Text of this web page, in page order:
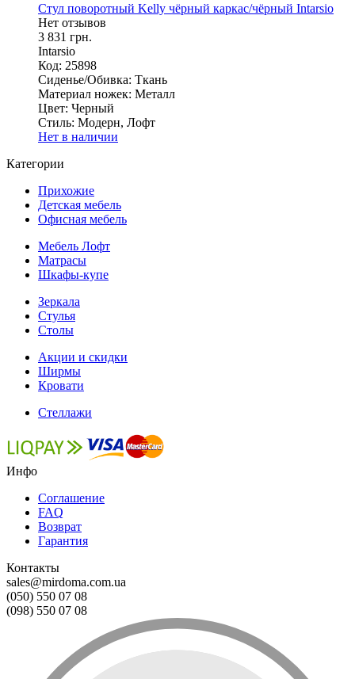
Стул поворотный Kelly чёрный каркас/чёрный Intarsio
Нет отзывов
3 831 грн.
Intarsio
Код: 25898
Сиденье/Обивка: Ткань
Материал ножек: Металл
Цвет: Черный
Стиль: Модерн, Лофт
Нет в наличии
Категории
Прихожие
Детская мебель
Офисная мебель
Мебель Лофт
Матрасы
Шкафы-купе
Зеркала
Стулья
Столы
Акции и скидки
Ширмы
Кровати
Стеллажи
Инфо
Соглашение
FAQ
Возврат
Гарантия
Контакты
sales@mirdoma.com.ua
(050) 550 07 08
(098) 550 07 08